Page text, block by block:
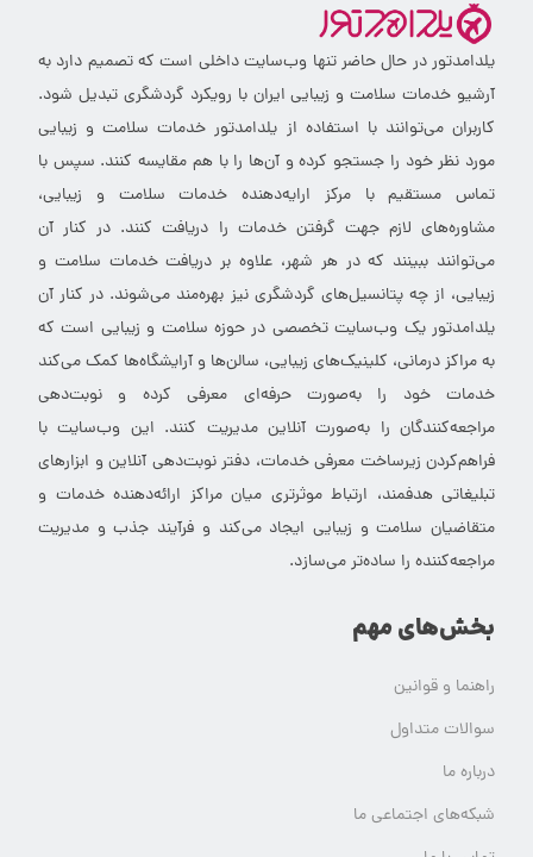
یلدامدتور در حال حاضر تنها وب‌سایت داخلی است که تصمیم دارد به
آرشیو خدمات سلامت و زیبایی ایران با رویکرد گردشگری تبدیل شود.
کاربران می‌توانند با استفاده از یلدامدتور خدمات سلامت و زیبایی
مورد نظر خود را جستجو کرده و آن‌ها را با هم مقایسه کنند. سپس با
تماس مستقیم با مرکز ارایه‌دهنده خدمات سلامت و زیبایی،
مشاوره‌های لازم جهت گرفتن خدمات را دریافت کنند. در کنار آن
می‌توانند ببینند که در هر شهر، علاوه بر دریافت خدمات سلامت و
زیبایی، از چه پتانسیل‌های گردشگری نیز بهره‌مند می‌شوند. در کنار آن
یلدامدتور یک وب‌سایت تخصصی در حوزه سلامت و زیبایی است که
به مراکز درمانی، کلینیک‌های زیبایی، سالن‌ها و آرایشگاه‌ها کمک می‌کند
خدمات خود را به‌صورت حرفه‌ای معرفی کرده و نوبت‌دهی
مراجعه‌کنندگان را به‌صورت آنلاین مدیریت کنند. این وب‌سایت با
فراهم‌کردن زیرساخت معرفی خدمات، دفتر نوبت‌دهی آنلاین و ابزارهای
تبلیغاتی هدفمند، ارتباط موثرتری میان مراکز ارائه‌دهنده خدمات و
متقاضیان سلامت و زیبایی ایجاد می‌کند و فرآیند جذب و مدیریت
مراجعه‌کننده را ساده‌تر می‌سازد.
بخش‌های مهم
راهنما و قوانین
سوالات متداول
درباره ما
شبکه‌های اجتماعی ما